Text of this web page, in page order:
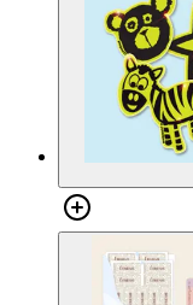
style pour protéger vos